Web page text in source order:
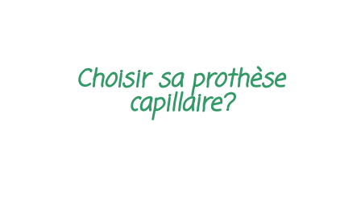
Choisir sa prothèse
capillaire?